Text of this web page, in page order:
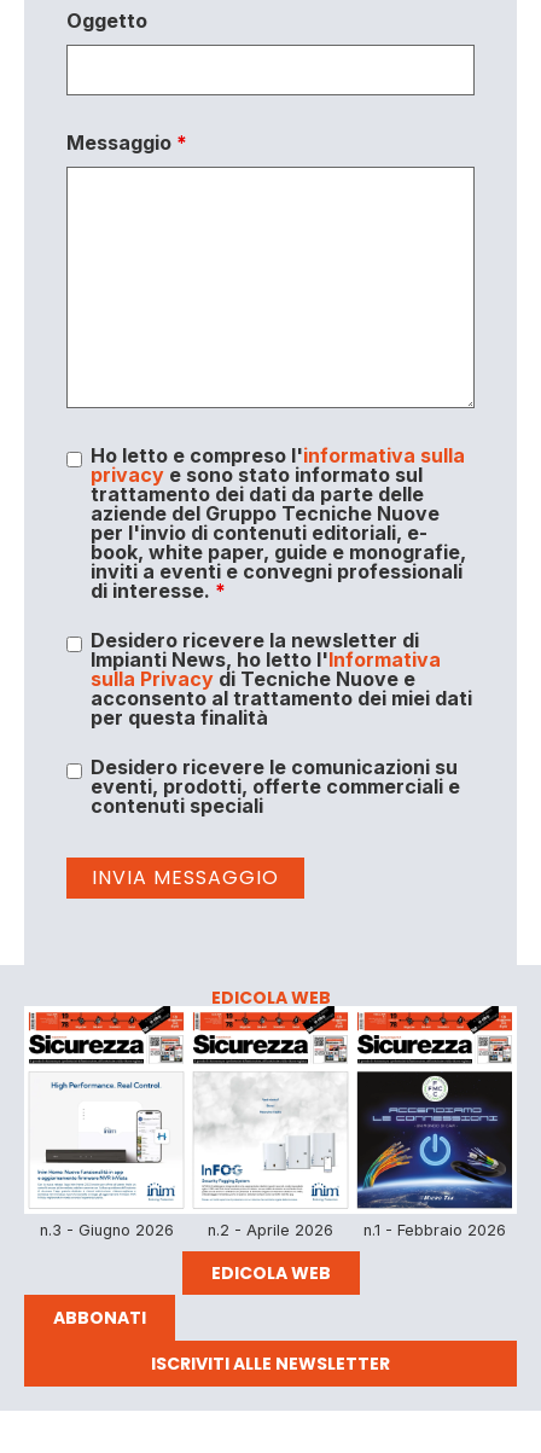
Oggetto
Messaggio *
Ho letto e compreso l'informativa sulla
privacye sono stato informato sul
trattamento dei dati da parte delle
aziende del Gruppo Tecniche Nuove
per l'invio di contenuti editoriali, e-
book, white paper, guide e monografie,
inviti a eventi e convegni professionali
di interesse. *
Desidero ricevere la newsletter di
Impianti News, ho letto l'Informativa
sulla Privacydi Tecniche Nuove e
acconsento al trattamento dei miei dati
per questa finalità
Desidero ricevere le comunicazioni su
eventi, prodotti, offerte commerciali e
contenuti speciali
EDICOLA WEB
n.3 - Giugno 2026 n.2 - Aprile 2026 n.1 - Febbraio 2026
EDICOLA WEB
ABBONATI
ISCRIVITI ALLE NEWSLETTER